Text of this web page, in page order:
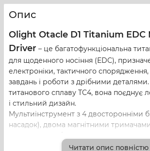
Опис
Olight Otacle D1 Titanium
Driver – це багатофункціональна
для щоденного носіння (EDC),
електроніки, тактичного
завдань і роботи з дрібними
титанового сплаву TC4, вона поєднує
і стильний дизайн.
Мультиінструмент з 4 двосторонніми
насадок), двома магнітними
відсіком для зберігання, Otacle D1
для професіоналів, ентузіастів EDC та
Читати опис повністю